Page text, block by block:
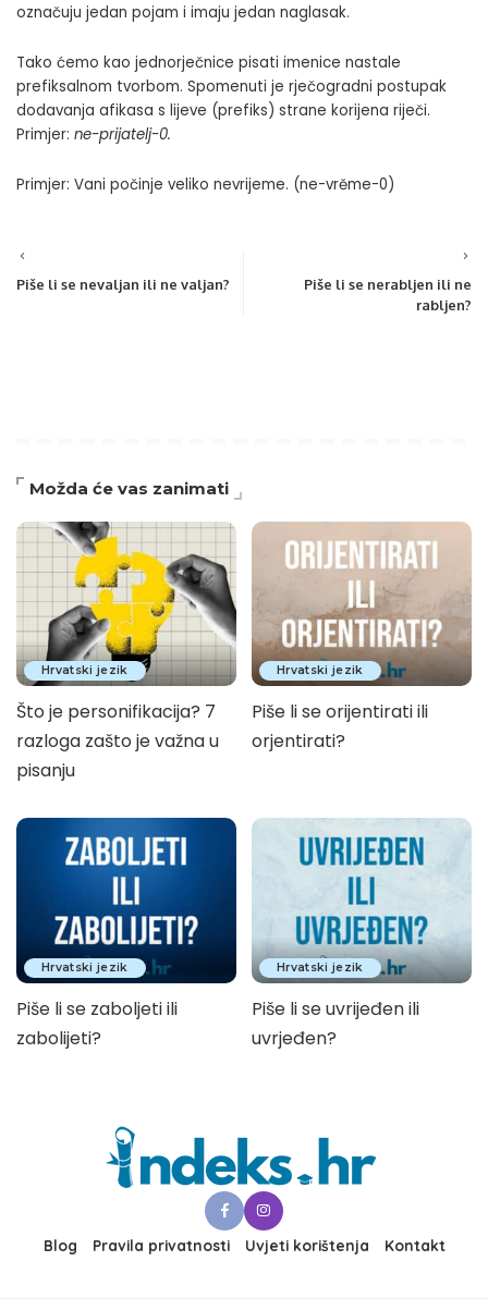
označuju jedan pojam i imaju jedan naglasak.
Tako ćemo kao jednorječnice pisati imenice nastale
prefiksalnom tvorbom. Spomenuti je rječogradni postupak
dodavanja afikasa s lijeve (prefiks) strane korijena riječi.
Primjer: ne-prijatelj-0.
Primjer: Vani počinje veliko nevrijeme. (ne-vrěme-0)
Piše li se nevaljan ili ne valjan?
Piše li se nerabljen ili ne
rabljen?
Možda će vas zanimati
Hrvatski jezik
Što je personifikacija? 7
razloga zašto je važna u
pisanju
Hrvatski jezik
Piše li se orijentirati ili
orjentirati?
Hrvatski jezik
Piše li se zaboljeti ili
zabolijeti?
Hrvatski jezik
Piše li se uvrijeđen ili
uvrjeđen?
Blog Pravila privatnosti Uvjeti korištenja Kontakt